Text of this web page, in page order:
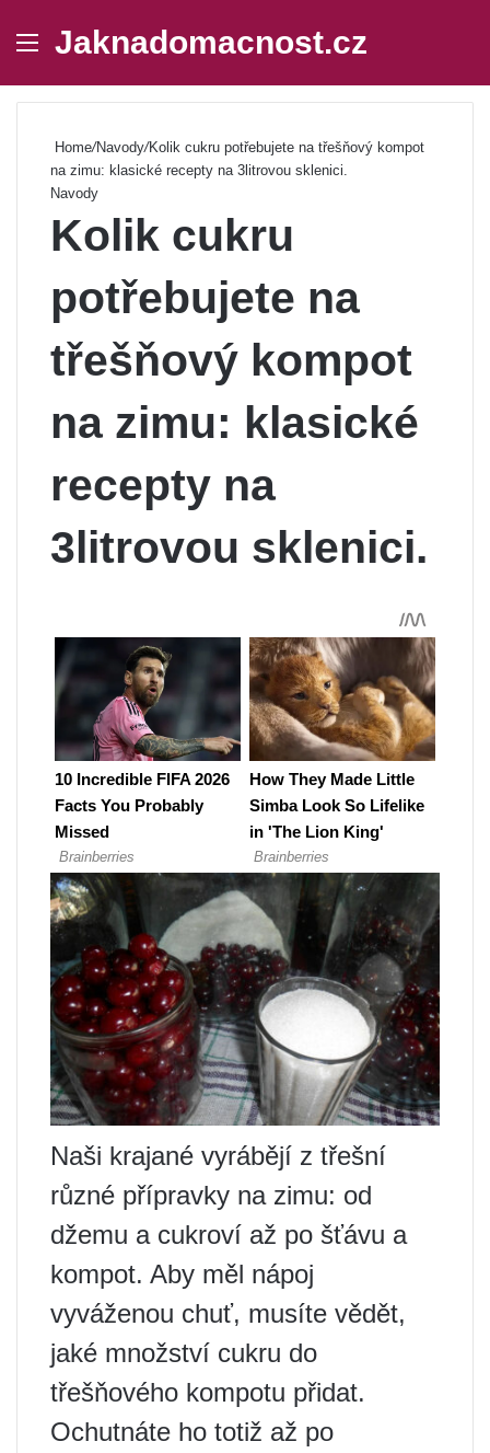
Menu
Jaknadomacnost.cz
Home/Navody/Kolik cukru potřebujete na třešňový kompot
na zimu: klasické recepty na 3litrovou sklenici.
Navody
Kolik cukru
potřebujete na
třešňový kompot
na zimu: klasické
recepty na
3litrovou sklenici.
Naši krajané vyrábějí z třešní
různé přípravky na zimu: od
džemu a cukroví až po šťávu a
kompot. Aby měl nápoj
vyváženou chuť, musíte vědět,
jaké množství cukru do
třešňového kompotu přidat.
Ochutnáte ho totiž až po